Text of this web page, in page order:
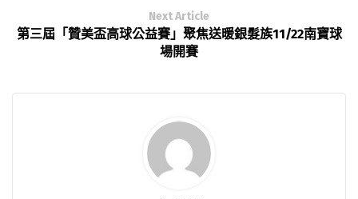
Next Article
第三屆「贊美盃高球公益賽」聚焦送暖銀髮族11/22南寶球
場開賽